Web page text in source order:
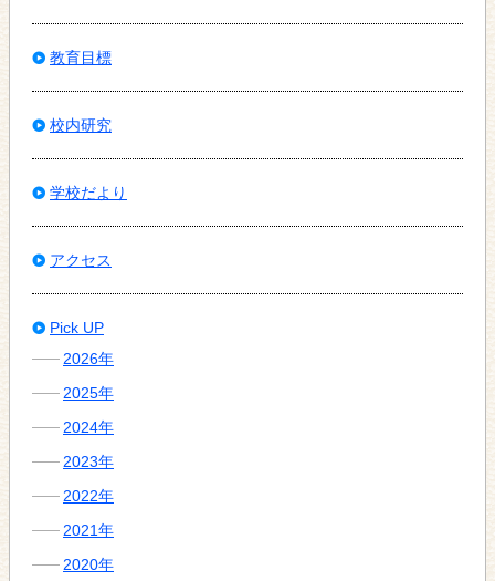
教育目標
校内研究
学校だより
アクセス
Pick UP
2026年
2025年
2024年
2023年
2022年
2021年
2020年